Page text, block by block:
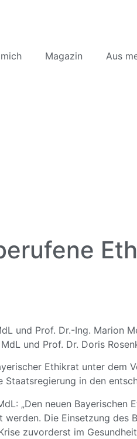
Magazin Aus
und Prof. Dr.-Ing. Marion
und Prof. Dr. Doris
Ethikrat unter dem
Staatsregierung in den
„Den neuen
Die Einsetzung des
zuvorderst im